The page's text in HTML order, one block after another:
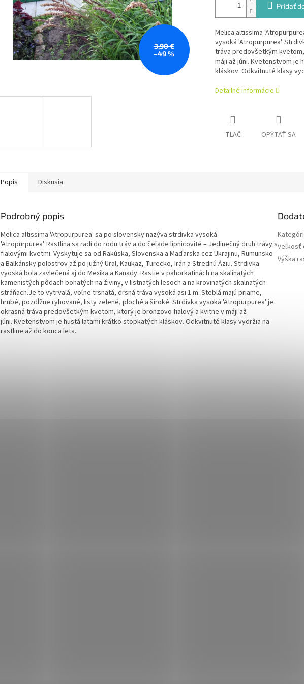
3,90 €
–49 %
Pridať
Melica altissima
vysoká 'Atropurpurea'.
tráva predovšetkým
máji až júni. Kvetenstvom je
kláskov. Odkvitnuté klasy
Detailné informácie
TLAČ OPÝTAŤ SA
Popis Diskusia
Podrobný popis
Melica altissima 'Atropurpurea' sa po slovensky nazýva strdivka vysoká
'Atropurpurea'. Rastlina sa radí do rodu tráv a do čeľade lipnicovité – Jedinečný druh trávy s
fialovými kvetmi. Vyskytuje sa od Rakúska, Slovenska a Maďarska cez Ukrajinu, Rumunsko
a Balkánsky polostrov až po južný Ural, Kaukaz, Turecko, Irán a Strednú Áziu. Strdivka
vyoská bola zavlečená aj do Mexika a Kanady. Rastie v pahorkatinách na skalinatých
kamenistých pôdach bohatých na živiny, v listnatých lesoch a na krovinatých skalnatých
stráňach.Je to vytrvalá, voľne trsnatá, drsná tráva vysoká asi 1 m. Steblá majú priame,
hrubé, pozdĺžne ryhované, listy zelené, ploché a široké. Strdivka vysoká 'Atropurpurea' je
okrasná tráva predovšetkým kvetom, ktorý je bronzovo fialový a kvitne v máji až
júni. Kvetenstvom je hustá latami krátko stopkatých kláskov. Odkvitnuté klasy vydržia na
rastline až do konca leta.
Veľkosť
Výška